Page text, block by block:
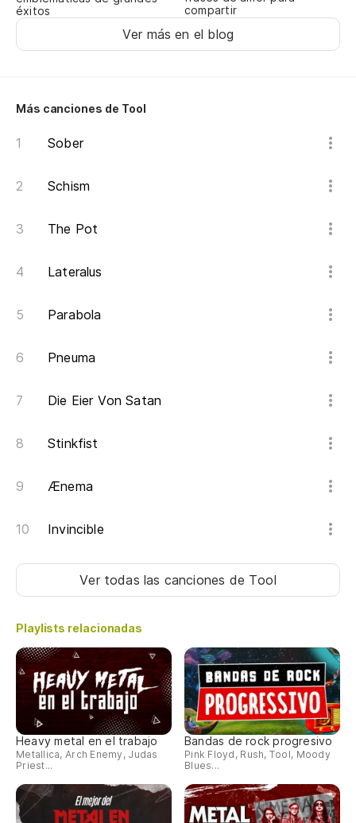
éxitos
compartir
Ver más en el blog
Más canciones de Tool
Sober
Schism
The Pot
Lateralus
Parabola
Pneuma
Die Eier Von Satan
Stinkfist
Ænema
Invincible
Ver todas las canciones de Tool
Playlists relacionadas
Heavy metal en el trabajo
Metallica, Arch Enemy, Judas
Priest...
Bandas de rock progresivo
Pink Floyd, Rush, Tool, Moody
Blues...